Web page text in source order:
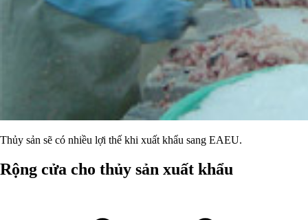
Thủy sản sẽ có nhiều lợi thế khi xuất khẩu sang EAEU.
Rộng cửa cho thủy sản xuất khẩu